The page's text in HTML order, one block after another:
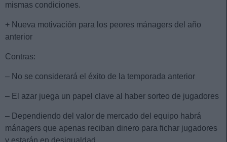
mismas condiciones.
+ Nueva motivación para los peores mánagers del año
anterior
Contras:
– No se considerará el éxito de la temporada anterior
– El azar juega un papel clave al haber sorteo de jugadores
– Dependiendo del valor de mercado del equipo habrá
mánagers que apenas reciban dinero para fichar jugadores